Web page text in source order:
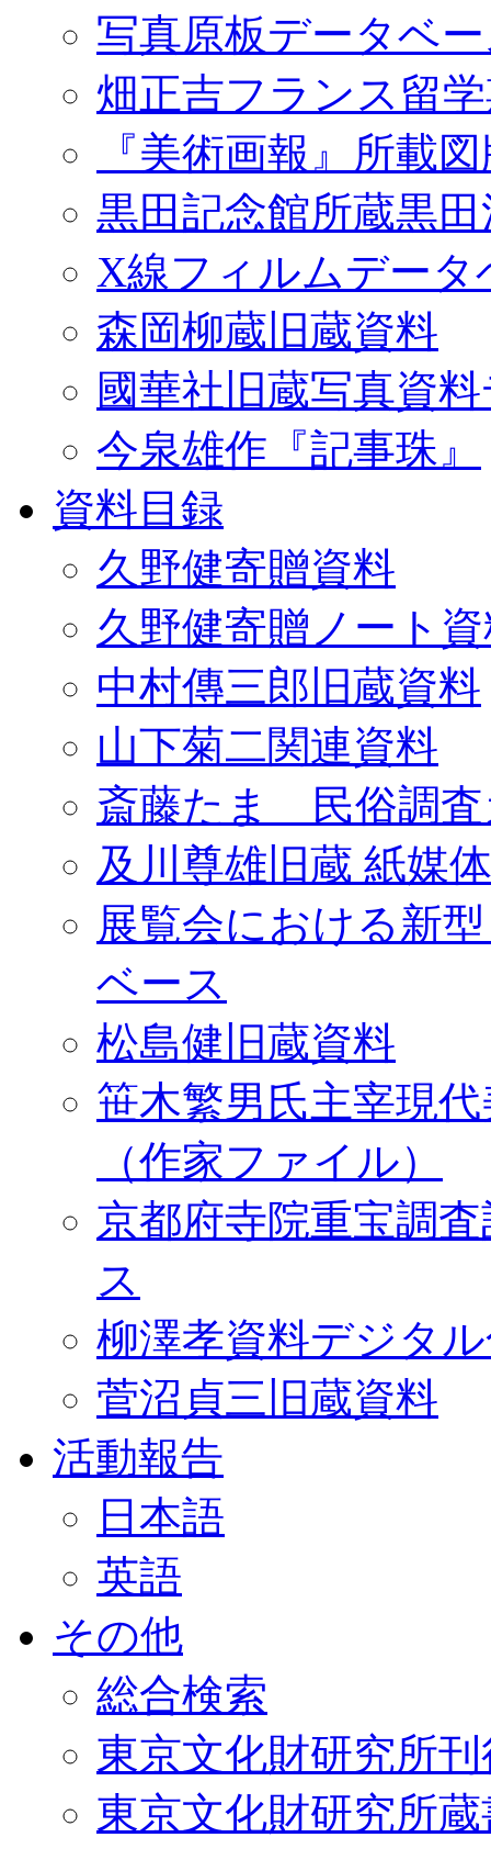
写真原板データベ
畑正吉フランス留
『美術画報』所載
黒田記念館所蔵黒
X線フィルムデータ
森岡柳蔵旧蔵資料
國華社旧蔵写真資
今泉雄作『記事珠』
資料目録
久野健寄贈資料
久野健寄贈ノート
中村傳三郎旧蔵資料
山下菊二関連資料
斎藤たま 民俗調査
及川尊雄旧蔵 紙媒
展覧会における新
ベース
松島健旧蔵資料
笹木繁男氏主宰現
（作家ファイル）
京都府寺院重宝調
ス
柳澤孝資料デジタ
菅沼貞三旧蔵資料
活動報告
日本語
英語
その他
総合検索
東京文化財研究所
東京文化財研究所